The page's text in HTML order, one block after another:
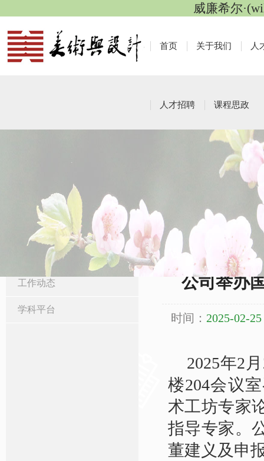
威廉希尔
首页 关于我们 人
人才招聘 课程思政
栏目导航
工作动态
学科平台
工作动态
公司举办
时间： 2025-02-
2025年2 月
楼204会议
术工坊专家
指导专家。
董建义及申